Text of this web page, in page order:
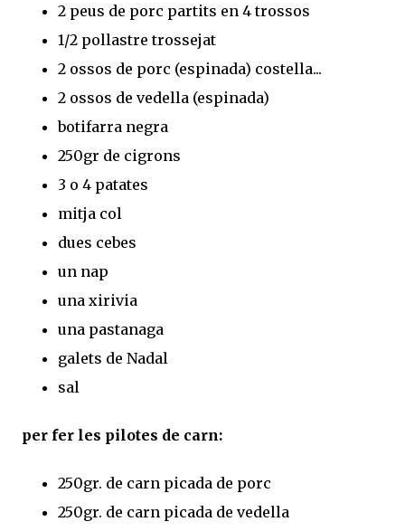
2 peus de porc partits en 4 trossos
1/2 pollastre trossejat
2 ossos de porc (espinada) costella...
2 ossos de vedella (espinada)
botifarra negra
250gr de cigrons
3 o 4 patates
mitja col
dues cebes
un nap
una xirivia
una pastanaga
galets de Nadal
sal
per fer les pilotes de carn:
250gr. de carn picada de porc
250gr. de carn picada de vedella